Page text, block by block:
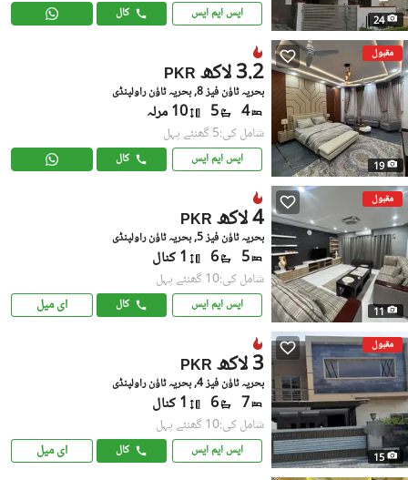
24 ایس ایم ایس کال
مقبول
19
PKR 3.2 لاکھ
بحریہ ٹاؤن فیز 8, بحریہ ٹاؤن راولپنڈی
4
5 10 مرلہ
شامل کی:5 گھنٹے پہل
ایس ایم ایس کال
مقبول
11
PKR 4 لاکھ
بحریہ ٹاؤن فیز 5, بحریہ ٹاؤن راولپنڈی
5
6 1 کنال
شامل کی:10 گھنٹے پہل
ایس ایم ایس کال ای میل
مقبول
15
PKR 3 لاکھ
بحریہ ٹاؤن فیز 4, بحریہ ٹاؤن راولپنڈی
7
6 1 کنال
شامل کی:10 گھنٹے پہل
ایس ایم ایس کال ای میل